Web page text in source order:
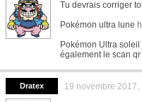
Tu devrais corriger
Pokémon ultra lune
Pokémon Ultra
également le scan
Dratex 19 novembre 2017,